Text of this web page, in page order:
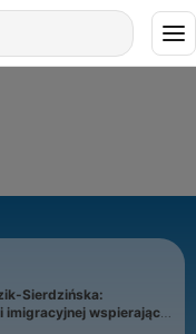
Sierdzińska:
wspierającej